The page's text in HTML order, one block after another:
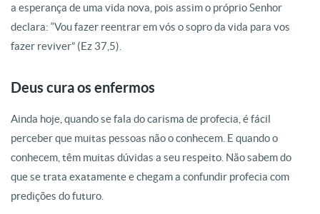
a esperança de uma vida nova, pois assim o próprio Senhor
declara: “Vou fazer reentrar em vós o sopro da vida para vos
fazer reviver” (Ez 37,5).
Deus cura os enfermos
Ainda hoje, quando se fala do carisma de profecia, é fácil
perceber que muitas pessoas não o conhecem. E quando o
conhecem, têm muitas dúvidas a seu respeito. Não sabem do
que se trata exatamente e chegam a confundir profecia com
predições do futuro.